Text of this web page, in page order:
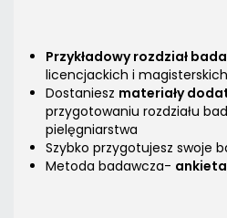
Przykładowy rozdział
licencjackich i
Dostaniesz materiały
przygotowaniu rozdziału
pielęgniarstwa
Szybko przygotujesz swoje
Metoda badawcza- ankieta